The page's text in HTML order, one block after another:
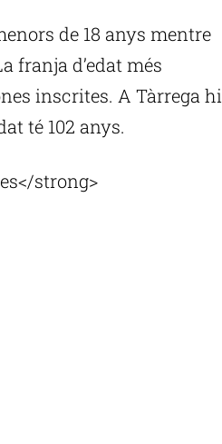
de 18 anys mentre
franja d’edat més
inscrites. A Tàrrega hi
té 102 anys.
strong>